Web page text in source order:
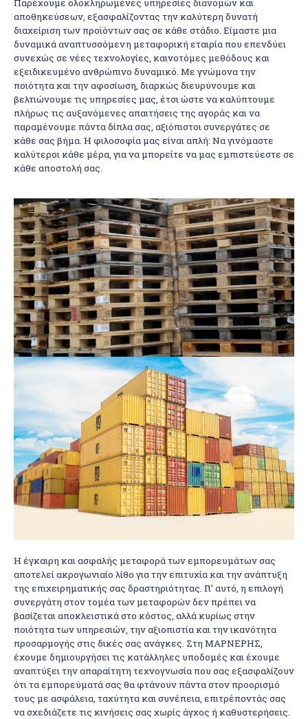
Παρέχουμε ολοκληρωμένες υπηρεσίες διανομών και
αποθηκεύσεων, εξασφαλίζοντας την καλύτερη δυνατή
διαχείριση των προϊόντων σας σε κάθε στάδιο. Είμαστε μια
δυναμικά αναπτυσσόμενη μεταφορική εταιρία που επενδύει
συνεχώς σε νέες τεχνολογίες, καινοτόμες μεθόδους και
εξειδικευμένο ανθρώπινο δυναμικό. Με γνώμονα την
ποιότητα και την αφοσίωση, διαρκώς διευρύνουμε και
βελτιώνουμε τις υπηρεσίες μας, έτσι ώστε να καλύπτουμε
πλήρως τις αυξανόμενες απαιτήσεις της αγοράς και να
παραμένουμε πάντα δίπλα σας, αξιόπιστοι συνεργάτες σε
κάθε σας βήμα. Η φιλοσοφία μας είναι απλή: Να γινόμαστε
καλύτεροι κάθε μέρα, για να μπορείτε να μας εμπιστεύεστε σε
κάθε αποστολή σας.
Η έγκαιρη και ασφαλής μεταφορά των εμπορευμάτων σας
αποτελεί ακρογωνιαίο λίθο για την επιτυχία και την ανάπτυξη
της επιχειρηματικής σας δραστηριότητας. Γι’ αυτό, η επιλογή
συνεργάτη στον τομέα των μεταφορών δεν πρέπει να
βασίζεται αποκλειστικά στο κόστος, αλλά κυρίως στην
ποιότητα των υπηρεσιών, την αξιοπιστία και την ικανότητα
προσαρμογής στις δικές σας ανάγκες. Στη ΜΑΡΝΕΡΗΣ,
έχουμε δημιουργήσει τις κατάλληλες υποδομές και έχουμε
αναπτύξει την απαραίτητη τεχνογνωσία που σας εξασφαλίζουν
ότι τα εμπορεύματά σας θα φτάνουν πάντα στον προορισμό
τους με ασφάλεια, ταχύτητα και συνέπεια, επιτρέποντάς σας
να σχεδιάζετε τις κινήσεις σας χωρίς άγχος ή καθυστερήσεις.